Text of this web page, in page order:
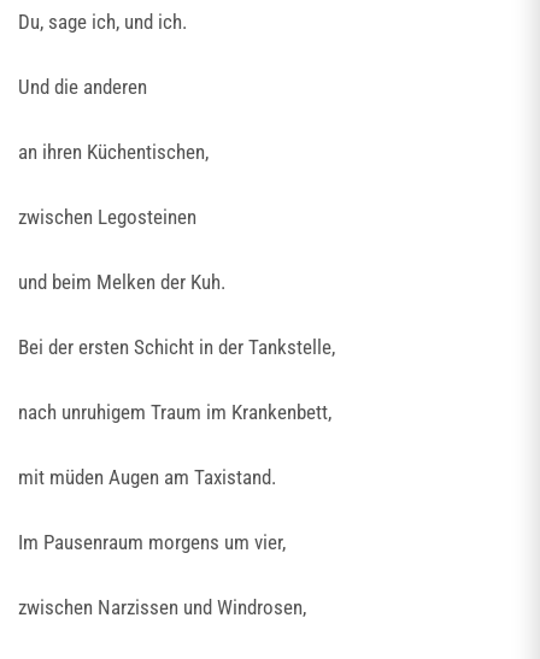
Du, sage ich, und ich.
Und die anderen
an ihren Küchentischen,
zwischen Legosteinen
und beim Melken der Kuh.
Bei der ersten Schicht in der Tankstelle,
nach unruhigem Traum im Krankenbett,
mit müden Augen am Taxistand.
Im Pausenraum morgens um vier,
zwischen Narzissen und Windrosen,